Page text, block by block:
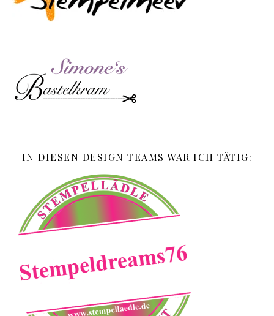
IN DIESEN DESIGN TEAMS WAR ICH TÄTIG: